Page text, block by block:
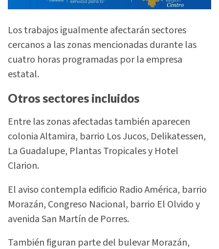
Los trabajos igualmente afectarán sectores
cercanos a las zonas mencionadas durante las
cuatro horas programadas por la empresa
estatal.
Otros sectores incluidos
Entre las zonas afectadas también aparecen
colonia Altamira, barrio Los Jucos, Delikatessen,
La Guadalupe, Plantas Tropicales y Hotel
Clarion.
El aviso contempla edificio Radio América, barrio
Morazán, Congreso Nacional, barrio El Olvido y
avenida San Martín de Porres.
También figuran parte del bulevar Morazán,